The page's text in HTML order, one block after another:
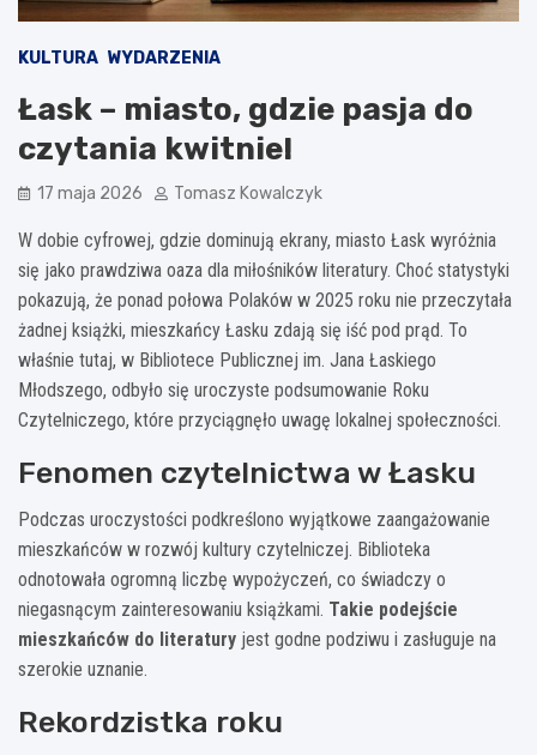
KULTURA WYDARZENIA
Łask – miasto, gdzie pasja do
czytania kwitnie!
17 maja 2026 Tomasz Kowalczyk
W dobie cyfrowej, gdzie dominują ekrany, miasto Łask wyróżnia
się jako prawdziwa oaza dla miłośników literatury. Choć statystyki
pokazują, że ponad połowa Polaków w 2025 roku nie przeczytała
żadnej książki, mieszkańcy Łasku zdają się iść pod prąd. To
właśnie tutaj, w Bibliotece Publicznej im. Jana Łaskiego
Młodszego, odbyło się uroczyste podsumowanie Roku
Czytelniczego, które przyciągnęło uwagę lokalnej społeczności.
Fenomen czytelnictwa w Łasku
Podczas uroczystości podkreślono wyjątkowe zaangażowanie
mieszkańców w rozwój kultury czytelniczej. Biblioteka
odnotowała ogromną liczbę wypożyczeń, co świadczy o
niegasnącym zainteresowaniu książkami. Takie podejście
mieszkańców do literatury jest godne podziwu i zasługuje na
szerokie uznanie.
Rekordzistka roku